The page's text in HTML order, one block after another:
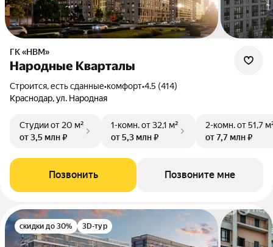
ГК «НВМ»
Народные Кварталы
Строится, есть сданные•комфорт•4.5 (414)
Краснодар, ул. Народная
Студииот 20 м²
от 3,5 млн ₽
1-комн.от 32,1 м²
от 5,3 млн ₽
2-комн.от 51,7
от 7,7 млн ₽
Позвонить Позвоните мне
скидки до 30% 3D-тур